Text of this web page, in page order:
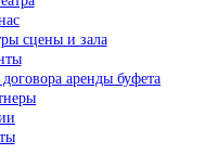
сцены и зала
аренды буфета